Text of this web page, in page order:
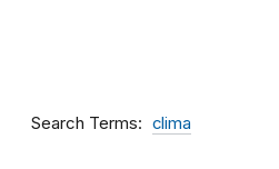
Search Terms clima